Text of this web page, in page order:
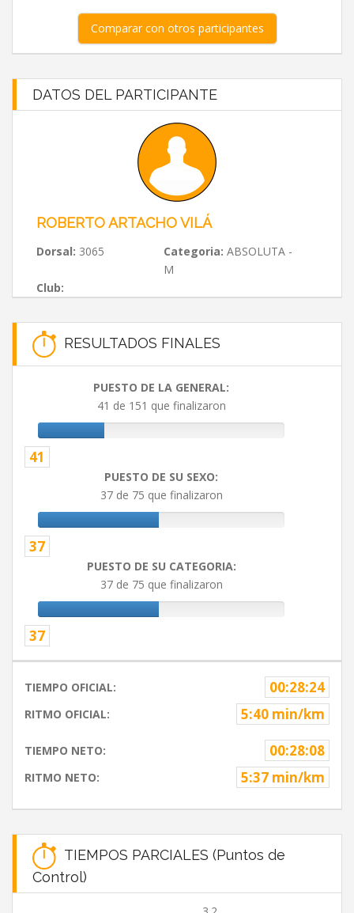
Comparar con otros participantes
DATOS DEL PARTICIPANTE
ROBERTO ARTACHO VILÁ
Dorsal: 3065 Categoria: ABSOLUTA -
M
Club:
RESULTADOS FINALES
PUESTO DE LA GENERAL:
41 de 151 que finalizaron
41
PUESTO DE SU SEXO:
37 de 75 que finalizaron
37
PUESTO DE SU CATEGORIA:
37 de 75 que finalizaron
37
TIEMPO OFICIAL: 00:28:24
RITMO OFICIAL: 5:40 min/km
TIEMPO NETO: 00:28:08
RITMO NETO: 5:37 min/km
TIEMPOS PARCIALES (Puntos de
Control)